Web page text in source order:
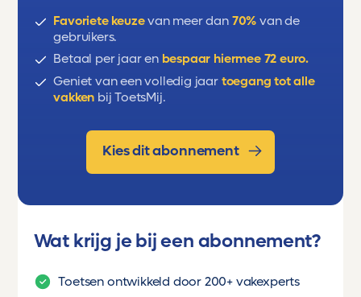
Favoriete keuzevan meer dan 70% van de
gebruikers.
Betaal per jaar en bespaar hiermee 72 euro.
Geniet van een volledig jaar toegang tot alle
vakken bij ToetsMij.
Kies dit abonnement
Wat krijg je bij een abonnement?
Toetsen ontwikkeld door 200+ vakexperts